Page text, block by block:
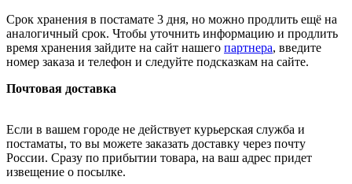
Срок хранения в постамате 3 дня, но можно продлить ещё на
аналогичный срок. Чтобы уточнить информацию и продлить
время хранения зайдите на сайт нашего партнера, введите
номер заказа и телефон и следуйте подсказкам на сайте.
Почтовая доставка
Если в вашем городе не действует курьерская служба и
постаматы, то вы можете заказать доставку через почту
России. Сразу по прибытии товара, на ваш адрес придет
извещение о посылке.